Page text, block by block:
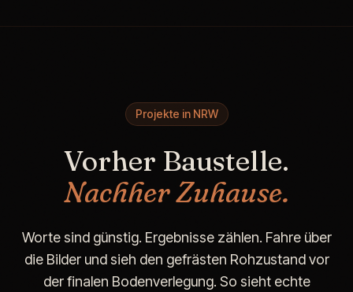
Projekte in NRW
Vorher Baustelle.
Nachher Zuhause.
Worte sind günstig. Ergebnisse zählen. Fahre über
die Bilder und sieh den gefrästen Rohzustand vor
der finalen Bodenverlegung. So sieht echte